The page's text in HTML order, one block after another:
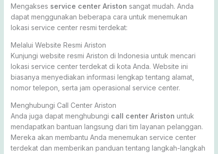
Mengakses service center Ariston sangat mudah. Anda
dapat menggunakan beberapa cara untuk menemukan
lokasi service center resmi terdekat:
Melalui Website Resmi Ariston
Kunjungi website resmi Ariston di Indonesia untuk mencari
lokasi service center terdekat di kota Anda. Website ini
biasanya menyediakan informasi lengkap tentang alamat,
nomor telepon, serta jam operasional service center.
Menghubungi Call Center Ariston
Anda juga dapat menghubungi call center Ariston untuk
mendapatkan bantuan langsung dari tim layanan pelanggan.
Mereka akan membantu Anda menemukan service center
terdekat dan memberikan panduan tentang langkah-langkah